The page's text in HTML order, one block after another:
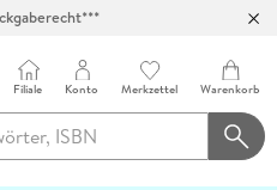
Filiale Konto Merkzettel Warenkorb